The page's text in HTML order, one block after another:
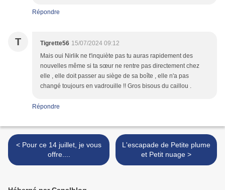
Répondre
T Tigrette56 15/07/2024 09:12
Mais oui Nirlik ne t'inquiète pas tu auras rapidement des
nouvelles même si ta sœur ne rentre pas directement chez
elle , elle doit passer au siège de sa boîte , elle n'a pas
changé toujours en vadrouille !! Gros bisous du caillou .
Répondre
< Pour ce 14 juillet, je vous
offre....
L'escapade de Petite plume
et Petit nuage >